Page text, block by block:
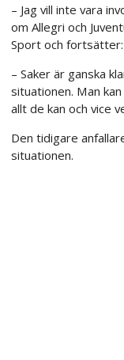
– Jag vill inte vara
om Allegri och
Sport och fortsätter:
– Saker är ganska
situationen. Man
allt de kan och vice
Den tidigare
situationen.